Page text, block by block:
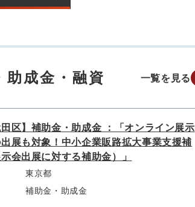
助成金・融資 一覧を見る
田区】補助金・助成金 ：「オンライン展示
展も対象！中小企業販路拡大事業支援補
会出展に対する補助金）」
東京都
補助金・助成金